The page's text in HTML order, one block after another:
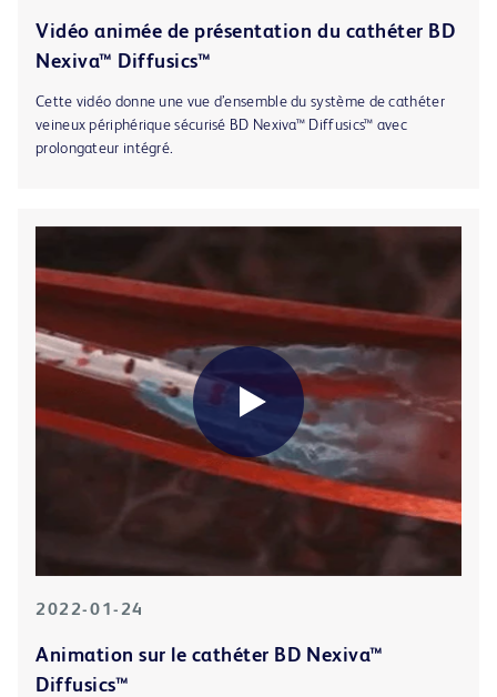
Vidéo animée de présentation du cathéter BD
Nexiva™ Diffusics™
Cette vidéo donne une vue d’ensemble du système de cathéter
veineux périphérique sécurisé BD Nexiva™ Diffusics™ avec
prolongateur intégré.
2022-01-24
Animation sur le cathéter BD Nexiva™
Diffusics™